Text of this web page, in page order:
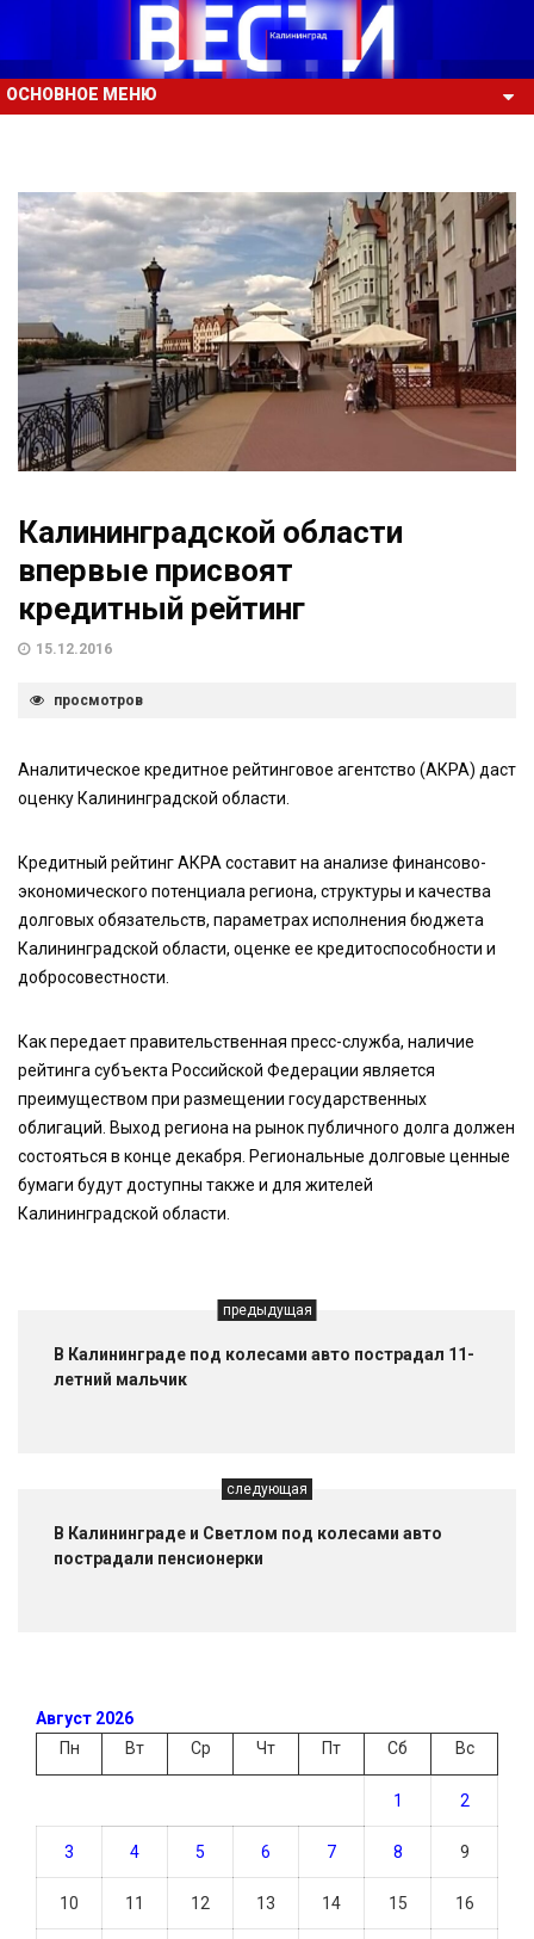
ОСНОВНОЕ МЕНЮ
Калининградской области
впервые присвоят
кредитный рейтинг
15.12.2016
просмотров
Аналитическое кредитное рейтинговое агентство (АКРА) даст
оценку Калининградской области.
Кредитный рейтинг АКРА составит на анализе финансово-
экономического потенциала региона, структуры и качества
долговых обязательств, параметрах исполнения бюджета
Калининградской области, оценке ее кредитоспособности и
добросовестности.
Как передает правительственная пресс-служба, наличие
рейтинга субъекта Российской Федерации является
преимуществом при размещении государственных
облигаций. Выход региона на рынок публичного долга должен
состояться в конце декабря. Региональные долговые ценные
бумаги будут доступны также и для жителей
Калининградской области.
предыдущая
В Калининграде под колесами авто пострадал 11-
летний мальчик
следующая
В Калининграде и Светлом под колесами авто
пострадали пенсионерки
Август 2026
Пн
Вт Ср Чт Пт Сб Вс
1 2
3 4 5 6 7 8 9
10 11 12 13 14 15 16